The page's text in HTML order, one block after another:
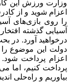
وزارت ورزش این
اعزام شوید و از
را روی بازی‌های
آسیایی گذشته
درخواهید آورد. در
دولت این موضوع
پرداخت کنیم، اما
بیاوریم و راه‌حلی